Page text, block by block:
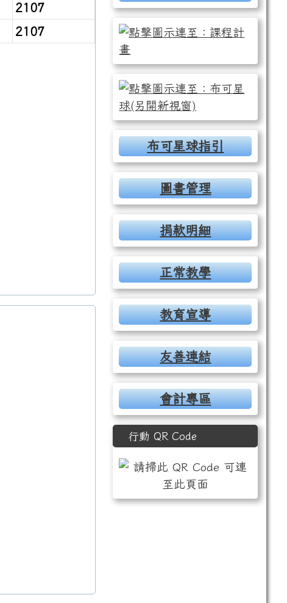
2107
2107
布可星球指引
圖書管理
捐款明細
正常教學
教育宣導
友善連結
會計專區
行動 QR Code